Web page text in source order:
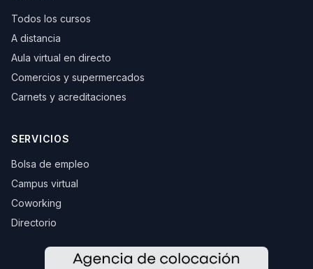
Todos los cursos
A distancia
Aula virtual en directo
Comercios y supermercados
Carnets y acreditaciones
SERVICIOS
Bolsa de empleo
Campus virtual
Coworking
Directorio